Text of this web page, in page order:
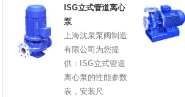
ISG立式管道离心
泵
上海沈泉泵阀制造
有限公司为您提
供：ISG立式管道
离心泵的性能参数
表，安装尺